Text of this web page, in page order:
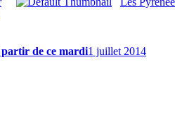
partir de ce mardi1 juillet 2014